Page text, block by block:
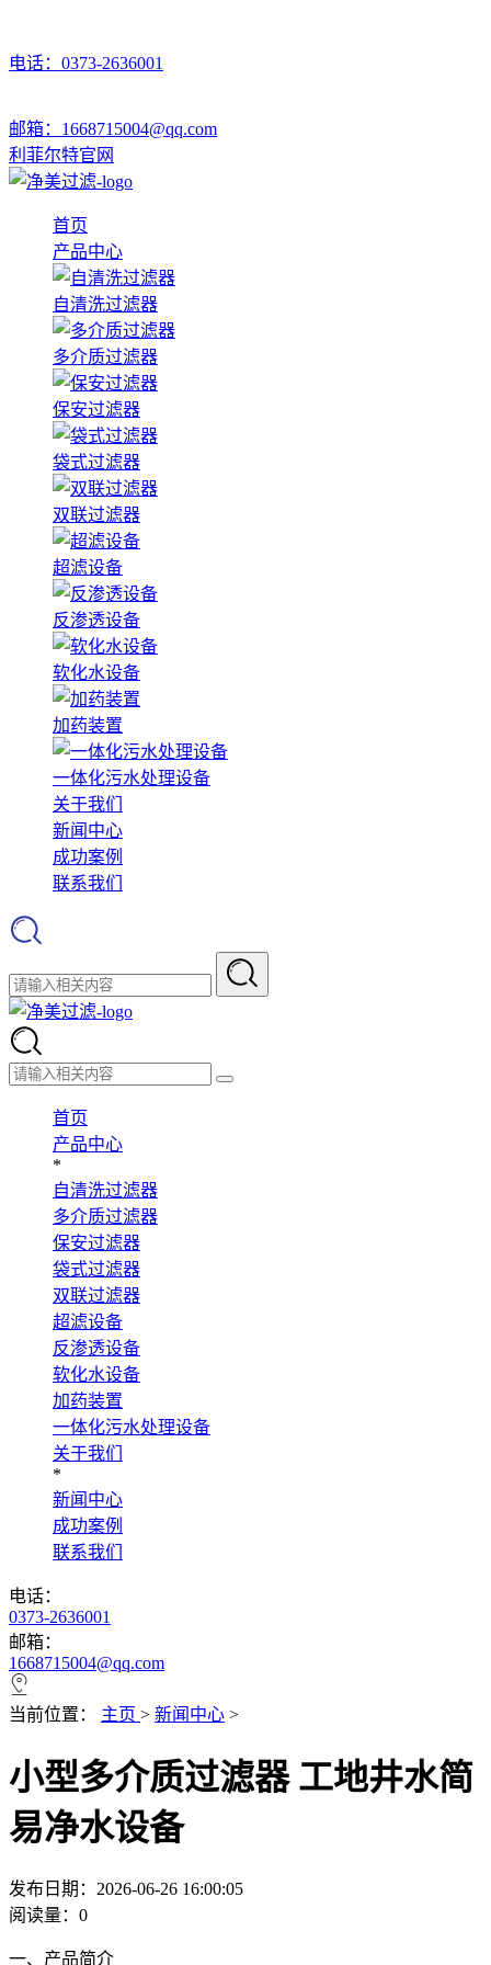
电话：0373-2636001
邮箱：1668715004@qq.com
利菲尔特官网
首页
产品中心
自清洗过滤器
多介质过滤器
保安过滤器
袋式过滤器
双联过滤器
超滤设备
反渗透设备
软化水设备
加药装置
一体化污水处理设备
关于我们
新闻中心
成功案例
联系我们
首页
产品中心
*
自清洗过滤器
多介质过滤器
保安过滤器
袋式过滤器
双联过滤器
超滤设备
反渗透设备
软化水设备
加药装置
一体化污水处理设备
关于我们
*
新闻中心
成功案例
联系我们
电话：
0373-2636001
邮箱：
1668715004@qq.com
当前位置： 主页 > 新闻中心 >
小型多介质过滤器 工地井水简
易净水设备
发布日期：2026-06-26 16:00:05
阅读量： 0
一、产品简介